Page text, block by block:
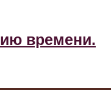
времени.